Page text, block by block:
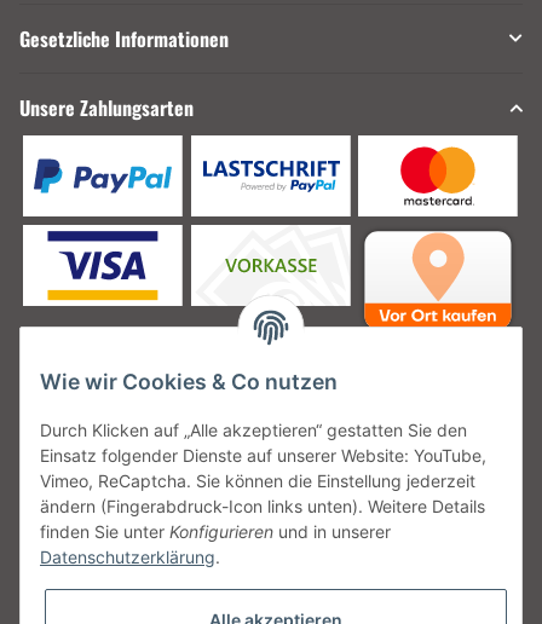
Gesetzliche Informationen
Unsere Zahlungsarten
Unsere Versanddienstleister
Unsere Communities
Wie wir Cookies & Co nutzen
Durch Klicken auf „Alle akzeptieren“ gestatten Sie den
Einsatz folgender Dienste auf unserer Website: YouTube,
Vimeo, ReCaptcha. Sie können die Einstellung jederzeit
ändern (Fingerabdruck-Icon links unten). Weitere Details
finden Sie unter Konfigurieren und in unserer
Datenschutzerklärung.
Alle akzeptieren